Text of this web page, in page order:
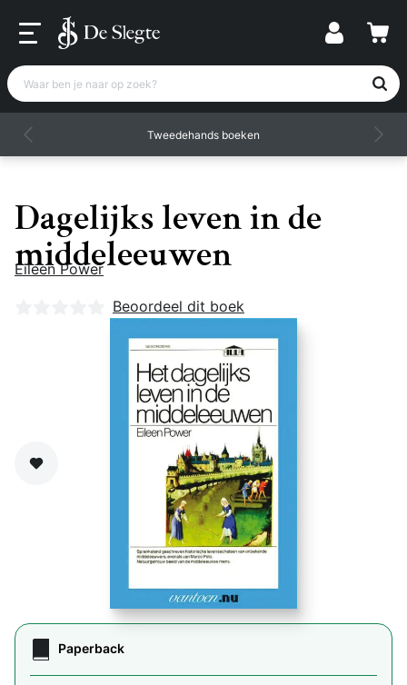
Waar ben je naar op zoek?
Tweedehands boeken
Dagelijks leven in de
middeleeuwen
Eileen Power
Nog geen beoordelingen
Beoordeel dit boek
Paperback